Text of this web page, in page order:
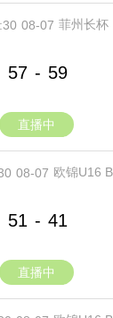
08-07 菲州长杯
57 - 59
直播中
08-07 欧锦U16 B
51 - 41
直播中